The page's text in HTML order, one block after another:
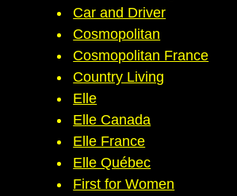
Car and Driver
Cosmopolitan
Cosmopolitan France
Country Living
Elle
Elle Canada
Elle France
Elle Québec
First for Women